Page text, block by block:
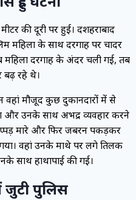
की दूरी पर हुई। दशहराबाद
महिला के साथ दरगाह पर चादर
दरगाह के अंदर चली गई, तब
बढ़ रहे थे।
वहां मौजूद कुछ दुकानदारों में से
उनके साथ अभद्र व्यवहार करने
मारे और फिर जबरन पकड़कर
वहां उनके माथे पर लगे तिलक
साथ हाथापाई की गई।
जुटी पुलिस